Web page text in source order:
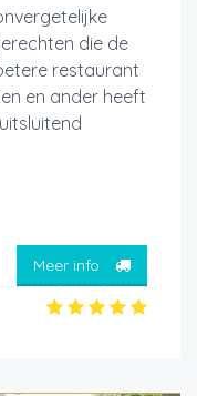
die de
restaurant
en ander heeft
Meer info